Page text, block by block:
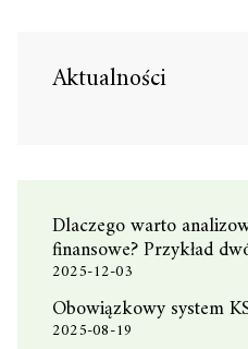
Aktualności
Dlaczego warto
finansowe? Przykład
2025-12-03
Obowiązkowy system
2025-08-19